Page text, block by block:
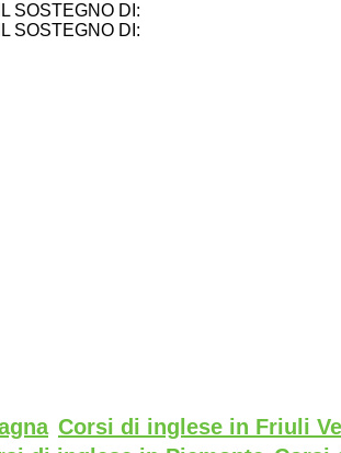
SOSTEGNO DI:
SOSTEGNO DI:
Corsi di inglese in Friuli